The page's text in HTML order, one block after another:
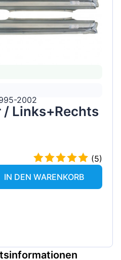
2002
Links+Rechts
(5)
IN DEN WARENKORB